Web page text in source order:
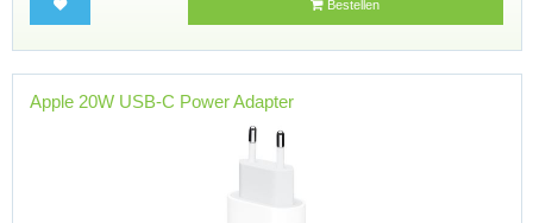
Bestellen
Apple 20W USB-C Power Adapter